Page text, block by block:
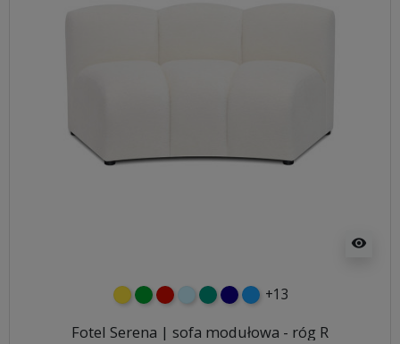
visibility
żółtyzielonyczerwony
błękitnyturkusowy
granatowy
niebieski
+13
Fotel Serena | sofa modułowa - róg R